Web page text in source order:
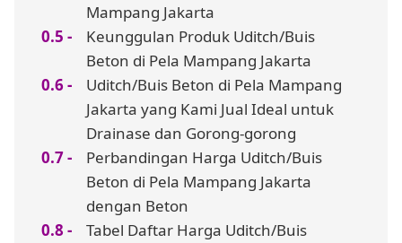
Mampang Jakarta
Keunggulan Produk Uditch/Buis
Beton di Pela Mampang Jakarta
Uditch/Buis Beton di Pela Mampang
Jakarta yang Kami Jual Ideal untuk
Drainase dan Gorong-gorong
Perbandingan Harga Uditch/Buis
Beton di Pela Mampang Jakarta
dengan Beton
Tabel Daftar Harga Uditch/Buis